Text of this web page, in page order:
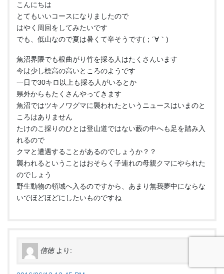
こんにちは
とてもいいコースになりましたので
はやく周回をしてみたいです
でも、低山なので夏は暑くて辛そうです(；´∀｀)
魚沼界隈でも根曲がり竹を採る人はたくさんいます
今は少し標高の高いところのようです
一日で30キロ以上も採る人がいるとか
県外からもたくさんやってきます
魚沼ではツキノワグマに襲われたというニュースはいまのと
ころはありません
たけのこ採りのひとは登山道ではない藪の中へも足を踏み入
れるので
クマと遭遇することがあるのでしょうか？？
襲われるということはおそらく子連れの母親クマにやられた
のでしょう
野生動物の領域へ入るのですから、あまり無我夢中にならな
いでほどほどにしたいものですね
信徳 より: